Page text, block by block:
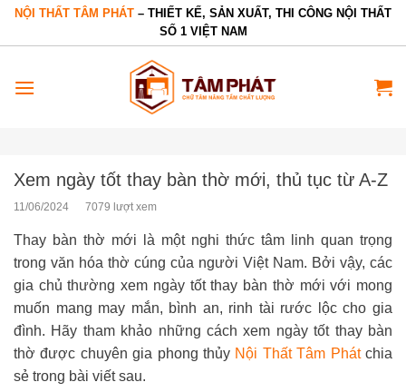
Bỏ
dung
NỘI THẤT TÂM PHÁT – THIẾT KẾ, SẢN XUẤT, THI CÔNG NỘI THẤT
SỐ 1 VIỆT NAM
Xem ngày tốt thay bàn thờ mới, thủ tục từ A-Z
11/06/2024 7079 lượt xem
Thay bàn thờ mới là một nghi thức tâm linh quan trọng
trong văn hóa thờ cúng của người Việt Nam. Bởi vậy, các
gia chủ thường xem ngày tốt thay bàn thờ mới với mong
muốn mang may mắn, bình an, rinh tài rước lộc cho gia
đình. Hãy tham khảo những cách xem ngày tốt thay bàn
thờ được chuyên gia phong thủy Nội Thất Tâm Phátchia
sẻ trong bài viết sau.